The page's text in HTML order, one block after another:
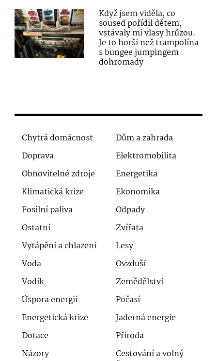
Když jsem viděla, co
soused pořídil dětem,
vstávaly mi vlasy hrůzou.
Je to horší než trampolína
s bungee jumpingem
dohromady
Chytrá domácnost
Dům a zahrada
Doprava
Elektromobilita
Obnovitelné zdroje
Energetika
Klimatická krize
Ekonomika
Fosilní paliva
Odpady
Ostatní
Zvířata
Vytápění a chlazení
Lesy
Voda
Ovzduší
Vodík
Zemědělství
Úspora energií
Počasí
Energetická krize
Jaderná energie
Dotace
Příroda
Názory
Cestování a volný